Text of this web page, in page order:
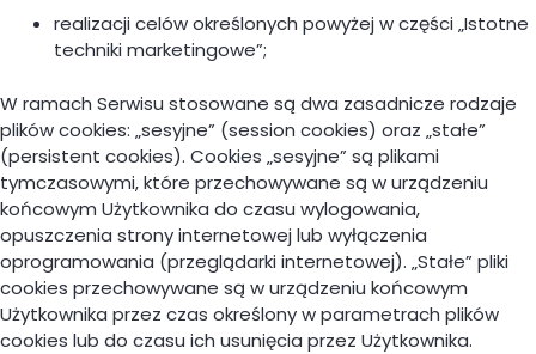
realizacji celów określonych powyżej w części „Istotne
techniki marketingowe”;
W ramach Serwisu stosowane są dwa zasadnicze rodzaje
plików cookies: „sesyjne” (session cookies) oraz „stałe”
(persistent cookies). Cookies „sesyjne” są plikami
tymczasowymi, które przechowywane są w urządzeniu
końcowym Użytkownika do czasu wylogowania,
opuszczenia strony internetowej lub wyłączenia
oprogramowania (przeglądarki internetowej). „Stałe” pliki
cookies przechowywane są w urządzeniu końcowym
Użytkownika przez czas określony w parametrach plików
cookies lub do czasu ich usunięcia przez Użytkownika.